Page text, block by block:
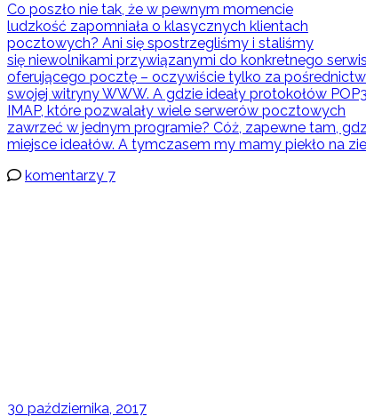
Co poszło nie tak, że w pewnym momencie
ludzkość zapomniała o klasycznych klientach
pocztowych? Ani się spostrzegliśmy i staliśmy
się niewolnikami przywiązanymi do konkretnego
oferującego pocztę – oczywiście tylko za
swojej witryny WWW. A gdzie ideały protokołów
IMAP, które pozwalały wiele serwerów pocztowych
zawrzeć w jednym programie? Cóż, zapewne tam,
miejsce ideałów. A tymczasem my mamy piekło na
komentarzy 7
30 października, 2017